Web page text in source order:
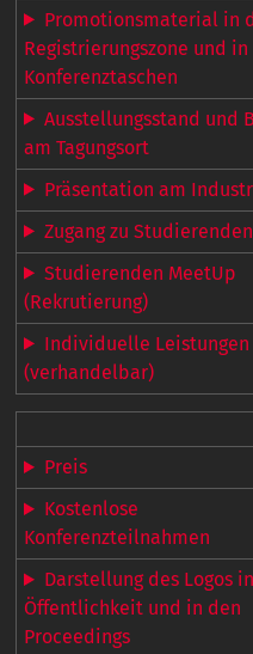
Promotionsmaterial in
Registrierungszone und in
Konferenztaschen
Ausstellungsstand und
am Tagungsort
Präsentation am
Zugang zu
Studierenden MeetUp
(Rekrutierung)
Individuelle Leistungen
(verhandelbar)
Preis
Kostenlose
Konferenzteilnahmen
Darstellung des Logos
Öffentlichkeit und in den
Proceedings